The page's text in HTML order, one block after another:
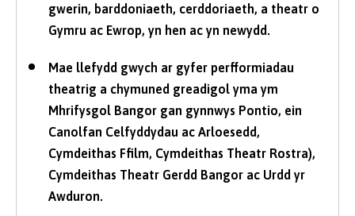
gwerin, barddoniaeth, cerddoriaeth, a theatr o
Gymru ac Ewrop, yn hen ac yn newydd.
Mae llefydd gwych ar gyfer perfformiadau
theatrig a chymuned greadigol yma ym
Mhrifysgol Bangor gan gynnwys Pontio, ein
Canolfan Celfyddydau ac Arloesedd,
Cymdeithas Ffilm, Cymdeithas Theatr Rostra),
Cymdeithas Theatr Gerdd Bangor ac Urdd yr
Awduron.